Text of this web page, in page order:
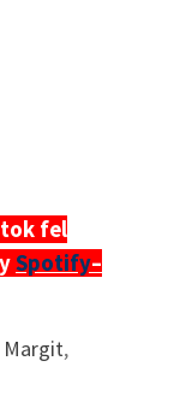
fel
Spotify–
Margit,